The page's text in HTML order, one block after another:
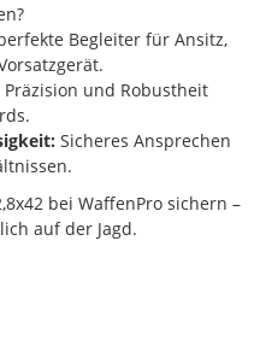
Begleiter für Ansitz,
Präzision und Robustheit
Sicheres Ansprechen
bei WaffenPro sichern –
auf der Jagd.